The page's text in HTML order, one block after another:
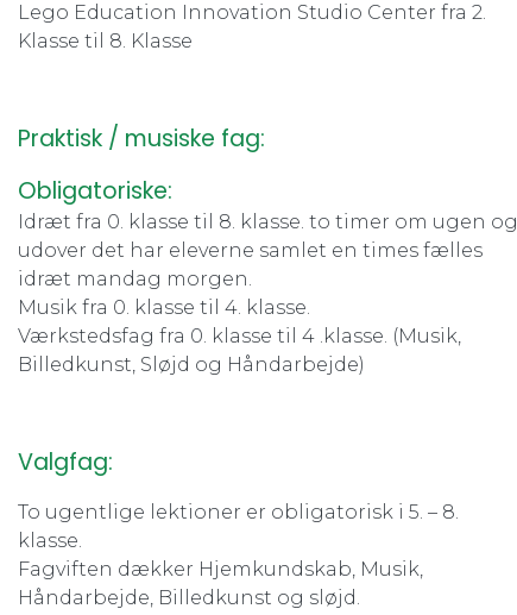
Lego Education Innovation Studio Center fra 2.
Klasse til 8. Klasse
Praktisk / musiske fag:
Obligatoriske:
Idræt fra 0. klasse til 8. klasse. to timer om ugen og
udover det har eleverne samlet en times fælles
idræt mandag morgen.
Musik fra 0. klasse til 4. klasse.
Værkstedsfag fra 0. klasse til 4 .klasse. (Musik,
Billedkunst, Sløjd og Håndarbejde)
Valgfag:
To ugentlige lektioner er obligatorisk i 5. – 8.
klasse.
Fagviften dækker Hjemkundskab, Musik,
Håndarbejde, Billedkunst og sløjd.